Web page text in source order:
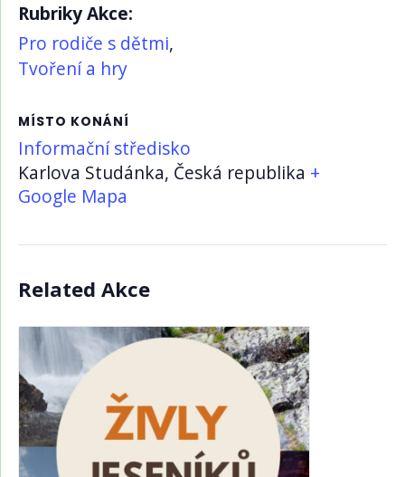
Rubriky Akce:
Pro rodiče s dětmi,
Tvoření a hry
MÍSTO KONÁNÍ
Informační středisko
Karlova Studánka, Česká republika +
Google Mapa
Related Akce